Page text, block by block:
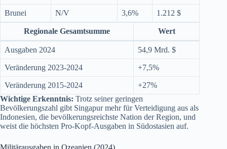
Brunei N/V 3,6% 1.212 $
Regionale Gesamtsumme Wert
Ausgaben 2024 54,9 Mrd. $
Veränderung 2023-2024 +7,5%
Veränderung 2015-2024
+27%
Wichtige Erkenntnis: Trotz seiner geringen
Bevölkerungszahl gibt Singapur mehr für Verteidigung aus als
Indonesien, die bevölkerungsreichste Nation der Region, und
weist die höchsten Pro-Kopf-Ausgaben in Südostasien auf.
Militärausgaben in Ozeanien (2024)